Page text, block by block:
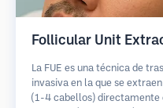
Follicular Unit
La FUE es una técnica de
invasiva en la que se
(1-4 cabellos) directamente